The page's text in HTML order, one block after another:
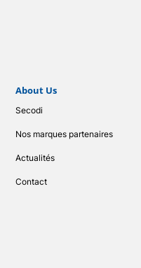
About Us
Secodi
Nos marques partenaires
Actualités
Contact